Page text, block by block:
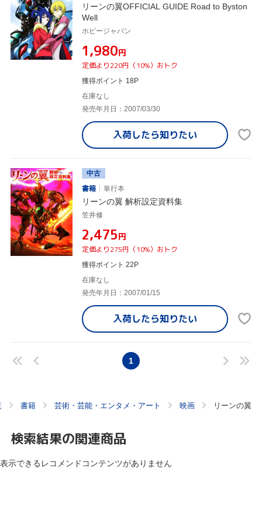
リーンの翼OFFICIAL GUIDE Road to Byston
Well
ホビージャパン
¥1,980円
定価より220円（10%）おトク
獲得ポイント 18P
在庫なし
発売年月日：2007/03/30
入荷したら知りたい
中古
書籍
単行本
リーンの翼 解析設定資料集
笠井修
¥2,475円
定価より275円（10%）おトク
獲得ポイント 22P
在庫なし
発売年月日：2007/01/15
入荷したら知りたい
1
書籍 芸術・芸能・エンタメ・アート 映画 リーンの翼
検索結果の関連商品
表示できるレコメンドコンテンツがありません